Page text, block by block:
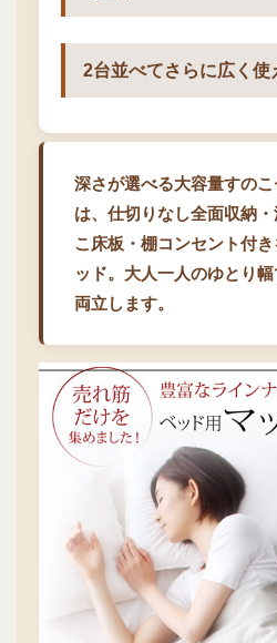
2台並べてさらに広く使
深さが選べる大容量すの
は、仕切りなし全面収納
こ床板・棚コンセント付
ッド。大人一人のゆとり
両立します。